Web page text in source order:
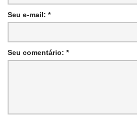
Seu e-mail: *
Seu comentário: *